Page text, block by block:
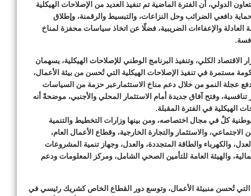
الدولي، أن الفترة الماضية تم تنفيذ العديد من الإصلاحات الهيكلية
دافعي الضرائب وحل النزاعات، والتبسيط والرقمنة، وإطلاق
العادلة والإعفاءات الضريبية، فضلًا عن اتخاذ سياسات محفزة لمناخ
الكلي، وتنفيذ البرنامج الوطني للإصلاحات الهيكلية، يسهمان
مستمرة في تنفيذ الإصلاحات الهيكلية التي تُحسن من بيئة الأعمال،
عجلة النمو من خلال دعم مناخ الاستثمارعبر حزمة من السياسات
تنافسية، وفتح آفاق جديدة أمام الاستثمار المحلي والأجنبي، موضحةً أنه
كلٌ في مجال اختصاصه، ومن بينها وزارات التخطيط والتنمية
الاجتماعي، والاستثمار والتجارة الخارجية، وقطاع الأعمال العام،
والكهرباء والطاقة المتجددة، والعدل، وجهاز تنمية المشروعات
والهيئة العامة للتأمين الصحي الشامل، ومركز المعلومات ودعم
التي تُحسن منبيئة الأعمال، وتوسع دور القطاع الخاص كشريك رئيسي في